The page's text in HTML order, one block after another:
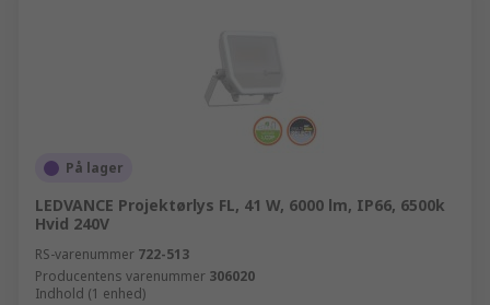
På lager
LEDVANCE Projektørlys FL, 41 W, 6000 lm, IP66, 6500k
Hvid 240V
RS-varenummer 722-513
Producentens varenummer 306020
Indhold (1 enhed)